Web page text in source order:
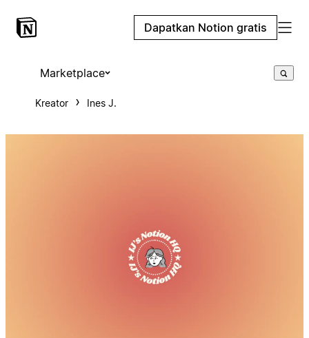
Dapatkan Notion gratis
Marketplace
Kreator Ines J.